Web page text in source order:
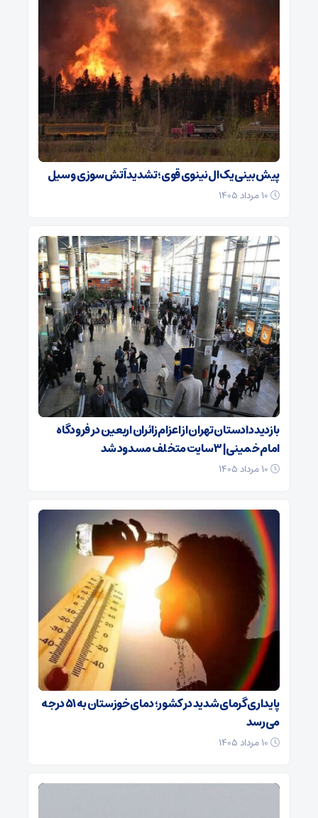
پیش‌بینی یک ال‌نینوی قوی؛ تشدید آتش‌سوزی و سیل
بازدید دادستان تهران از اعزام زائران اربعین در فرودگاه
امام خمینی| ۳ سایت متخلف مسدود شد
پایداری گرمای شدید در کشور؛ دمای خوزستان به ۵۱ درجه
می‌رسد